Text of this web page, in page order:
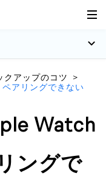
クアップのコツ
>
アリングできない
Watch
ングで